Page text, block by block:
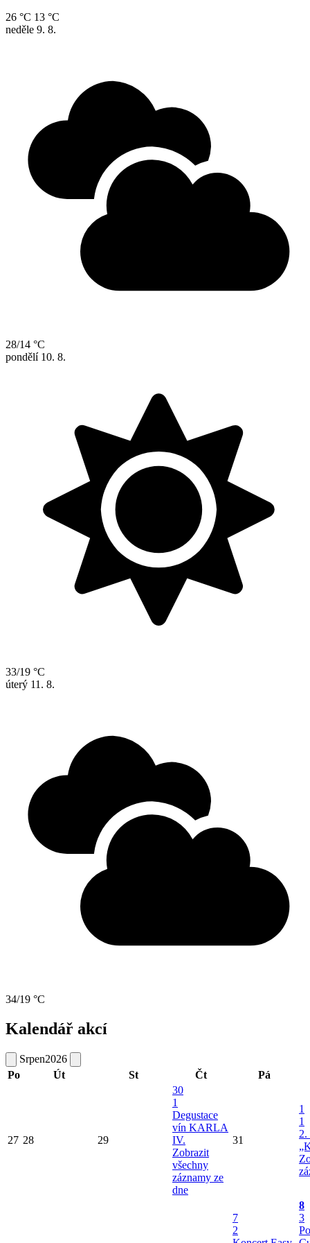
26 °C 13 °C
neděle 9. 8.
28/14 °C
pondělí 10. 8.
33/19 °C
úterý 11. 8.
34/19 °C
Kalendář akcí
Srpen2026
Po
Út St Čt Pá
27 28 29
30
1
Degustace
vín KARLA
IV.
Zobrazit
všechny
záznamy ze
dne
31
1
1
2.
7
2
8
3